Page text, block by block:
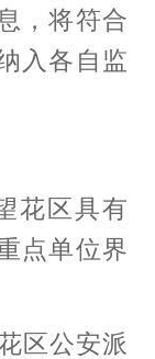
，将符合
入各自监
花区具有
点单位界
区公安派